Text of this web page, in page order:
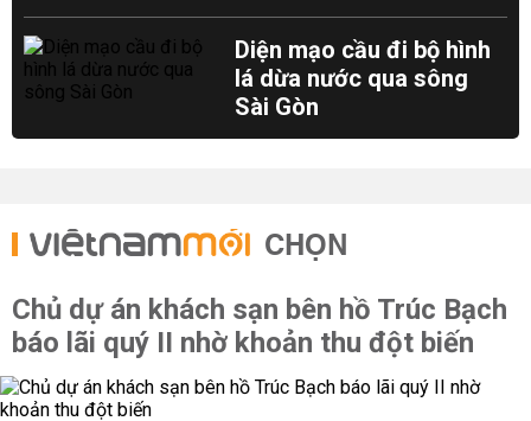
Diện mạo cầu đi bộ hình
lá dừa nước qua sông
Sài Gòn
CHỌN
Chủ dự án khách sạn bên hồ Trúc Bạch
báo lãi quý II nhờ khoản thu đột biến